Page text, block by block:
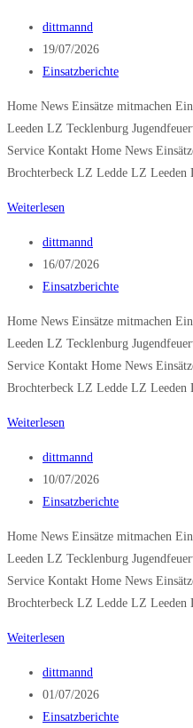
Beitrags-
Autor:
dittmannd
Beitrag
veröffentlicht:
19/07/2026
Beitrags-
Einsatzberichte
Home News Einsätze mitmachen
Leeden LZ Tecklenburg
Service Kontakt Home News
Brochterbeck LZ Ledde LZ Leeden
Weiterlesen
Beitrags-
Autor:
dittmannd
Beitrag
veröffentlicht:
16/07/2026
Beitrags-
Einsatzberichte
Home News Einsätze mitmachen
Leeden LZ Tecklenburg
Service Kontakt Home News
Brochterbeck LZ Ledde LZ Leeden
Weiterlesen
Beitrags-
Autor:
dittmannd
Beitrag
veröffentlicht:
10/07/2026
Beitrags-
Einsatzberichte
Home News Einsätze mitmachen
Leeden LZ Tecklenburg
Service Kontakt Home News
Brochterbeck LZ Ledde LZ Leeden
Weiterlesen
klemmt
Beitrags-
Autor:
dittmannd
Beitrag
veröffentlicht:
01/07/2026
Beitrags-
Einsatzberichte